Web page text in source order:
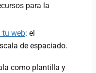
para la
tu web: el
de espaciado.
como plantilla y